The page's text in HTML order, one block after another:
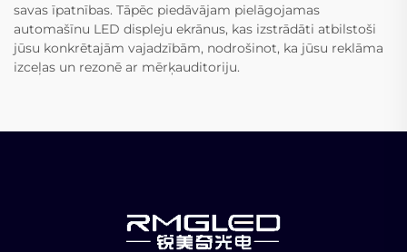
savas īpatnības. Tāpēc piedāvājam pielāgojamas
automašīnu LED displeju ekrānus, kas izstrādāti atbilstoši
jūsu konkrētajām vajadzībām, nodrošinot, ka jūsu reklāma
izceļas un rezonē ar mērķauditoriju.